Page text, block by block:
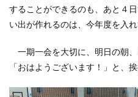
することができるのも、あと４
い出が作れるのは、今年度を入
一期一会を大切に、明日の朝
「おはようございます！」と、